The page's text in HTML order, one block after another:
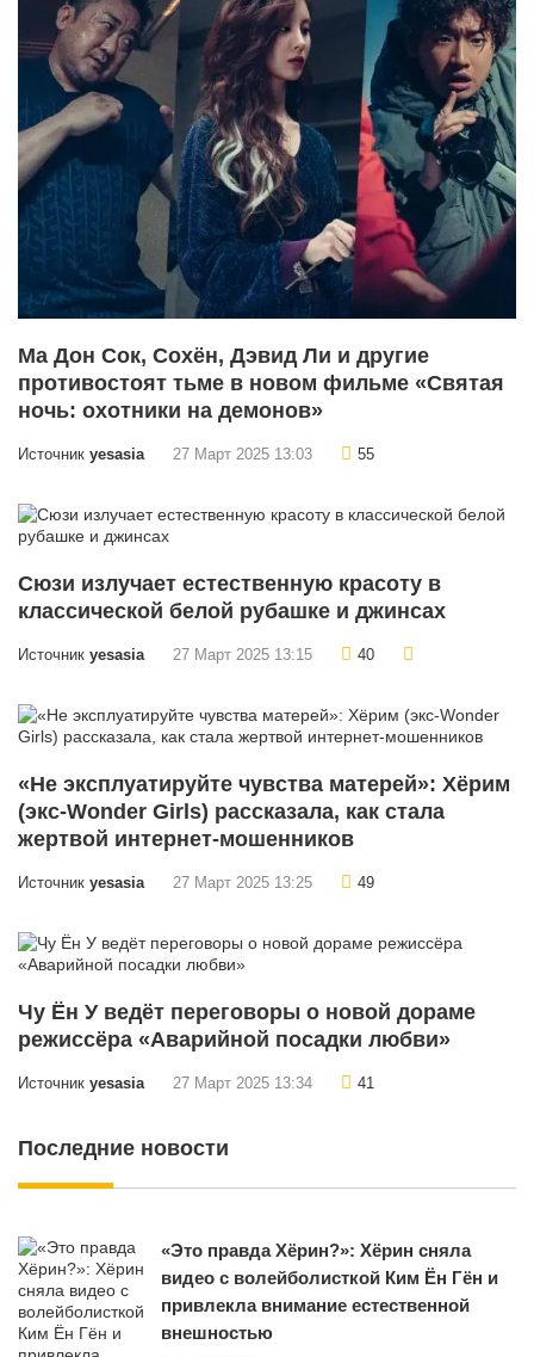
Ма Дон Сок, Сохён, Дэвид Ли и другие
противостоят тьме в новом фильме «Святая
ночь: охотники на демонов»
Источник yesasia 27 Март 2025 13:03 55
Сюзи излучает естественную красоту в
классической белой рубашке и джинсах
Источник yesasia 27 Март 2025 13:15 40
«Не эксплуатируйте чувства матерей»: Хёрим
(экс-Wonder Girls) рассказала, как стала
жертвой интернет-мошенников
Источник yesasia 27 Март 2025 13:25 49
Чу Ён У ведёт переговоры о новой дораме
режиссёра «Аварийной посадки любви»
Источник yesasia 27 Март 2025 13:34 41
Последние новости
«Это правда Хёрин?»: Хёрин сняла
видео с волейболисткой Ким Ён Гён и
привлекла внимание естественной
внешностью